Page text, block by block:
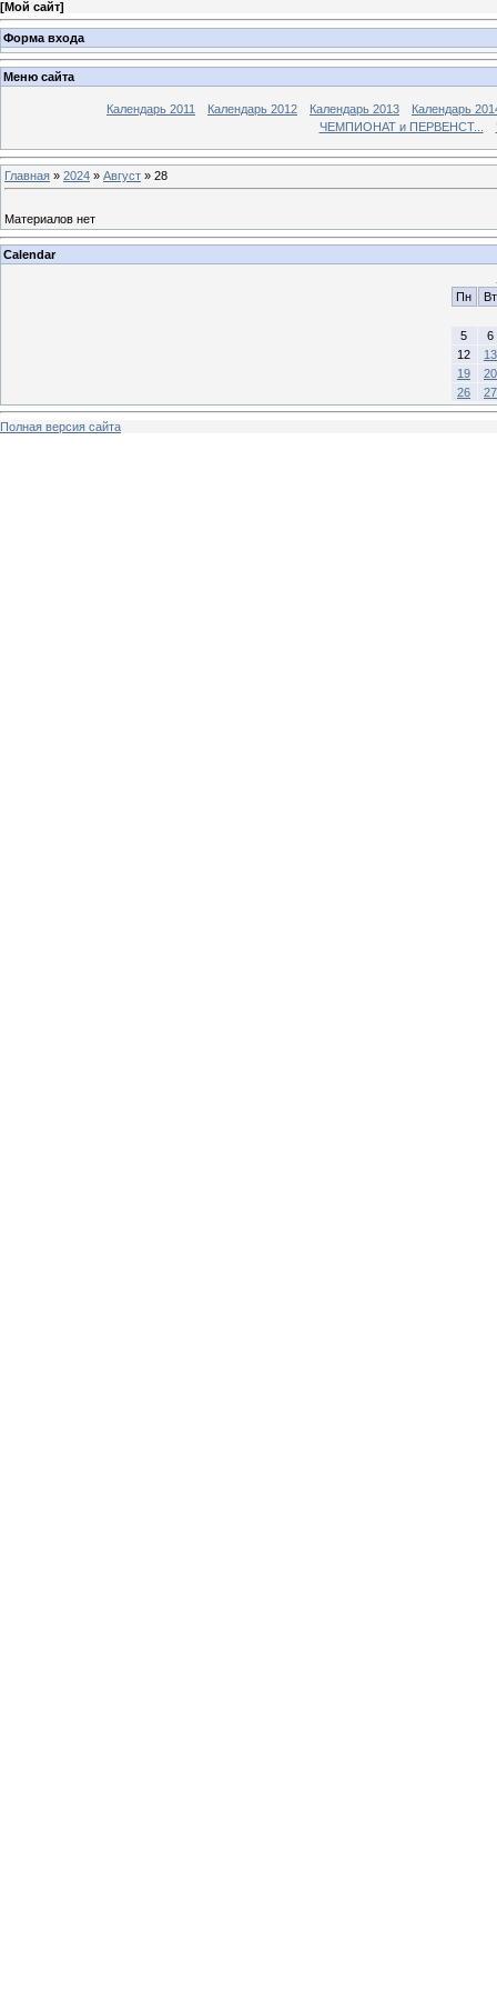
[Мой сайт]
Форма входа
Меню сайта
Календарь 2011 Календарь 2012 Календарь 2013
Календарь
ЧЕМПИОНАТ и ПЕРВЕНСТ...
Главная » 2024 » Август » 28
Материалов нет
Calendar
Пн
Вт
5
6
12
13
19
20
26
27
Полная версия сайта